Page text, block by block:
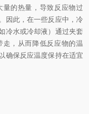
的热量，导致反应物过
因此，在一些反应中，冷
冷水或冷却液）通过夹套
，从而降低反应物的温
确保反应温度保持在适宜